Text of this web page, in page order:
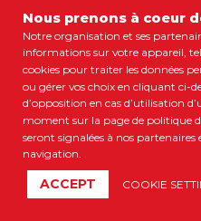
zu tun hat, oder
zuzuschreiben ist und
folgenden Fällen, die
Vertrags unter
Bedingungen
Fehlfunktion von
Verfügbarkeit der
Nous prenons à coeur
Notre organisation et ses
informations sur votre appareil,
cookies pour traiter les données
ou gérer vos choix en cliquant ci-
d’opposition en cas d’utilisation
moment sur la page de politique
seront signalées à nos partenaires
navigation.
ACCEPT COOKIE